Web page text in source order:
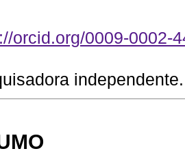
orcid.org/0009-0002-